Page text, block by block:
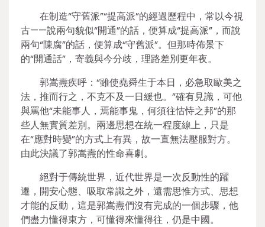
在制造“守舊派”“提高派”的經過歷程中，常以今視
古——說兩句貌似“開通”的話，便算成“提高派”，而說
兩句“陳腐”的話，便算成“守舊派”。但那時佈景下
的“開通話”，寄義與今分歧，理路差別更年夜。
郭嵩燾疾呼：“雖使堯舜生于本日，必急取歐美之
法，推而行之，不克不及一日緩也。”確有見識，可他
與罵他“未能事人，焉能事鬼，何須往怙恃之邦”的那
些人無實質差別。兩邊思想在統一程度線上，只是
在“應對時變”的方式上有異，故一直無法壓服對方。
由此決議了郭嵩燾的性命喜劇。
絕對于傳統世界，近代世界是一次反動性的躍
遷，開安心態、吸取常識之外，還需思惟方式、思想
才能的反動，這是郭嵩燾們沒有完成的一個步驟，他
們盡力懂得東方，可懂得來懂得往，仍是中國。